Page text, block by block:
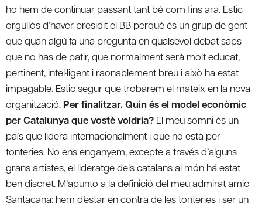
ho hem de continuar passant tant bé com fins ara. Estic
orgullós d’haver presidit el BB perquè és un grup de gent
que quan algú fa una pregunta en qualsevol debat saps
que no has de patir, que normalment serà molt educat,
pertinent, intel·ligent i raonablement breu i això ha estat
impagable. Estic segur que trobarem el mateix en la nova
organització. Per finalitzar. Quin és el model econòmic
per Catalunya que vostè voldria? El meu somni és un
país que lidera internacionalment i que no està per
tonteries. No ens enganyem, excepte a través d’alguns
grans artistes, el lideratge dels catalans al món há estat
ben discret. M’apunto a la definició del meu admirat amic
Santacana: hem d’estar en contra de les tonteries i ser un